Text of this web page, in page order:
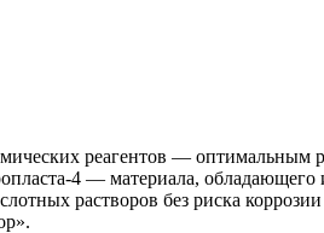
реагентов —
4 — материала,
растворов без риска